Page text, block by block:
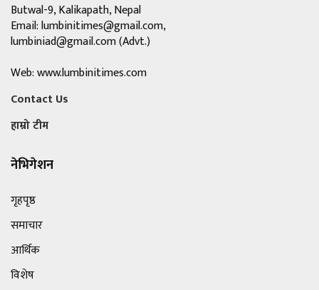
Butwal-9, Kalikapath, Nepal
Email:lumbinitimes@gmail.com,
lumbiniad@gmail.com(Advt.)
Web: www.lumbinitimes.com
Contact Us
हाम्रो टीम
नेभिगेशन
गृहपृष्ठ
समाचार
आर्थिक
विशेष